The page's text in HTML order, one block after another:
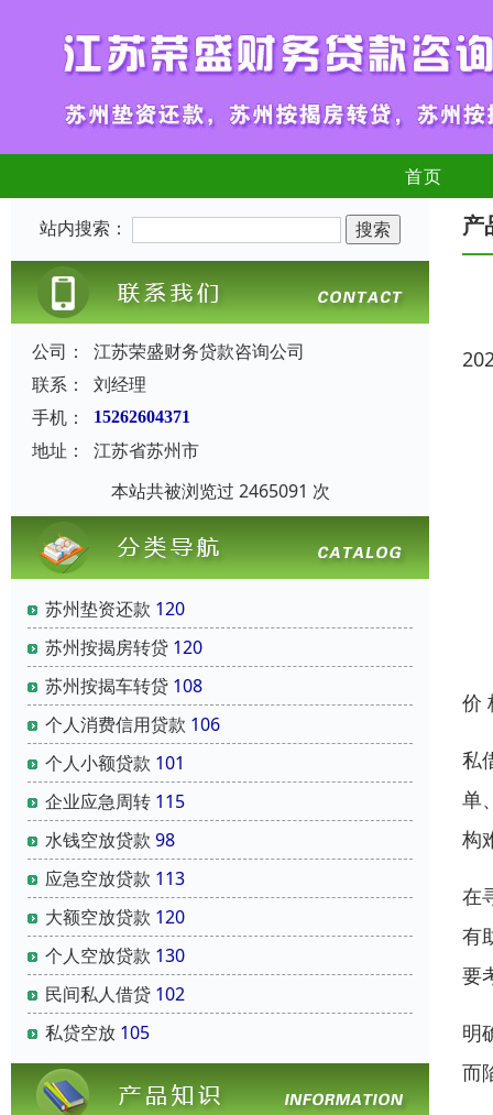
首页
站内搜索：
公司：
江苏荣盛财务贷款咨询公司
联系：
刘经理
手机：
15262604371
地址：
江苏省苏州市
本站共被浏览过 2465091 次
苏州垫资还款 120
苏州按揭房转贷 120
苏州按揭车转贷 108
个人消费信用贷款 106
个人小额贷款 101
企业应急周转 115
水钱空放贷款 98
应急空放贷款 113
大额空放贷款 120
个人空放贷款 130
民间私人借贷 102
私贷空放 105
产
价
私
单
构
在
有
要
明
而